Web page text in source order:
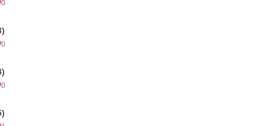
0
0
0